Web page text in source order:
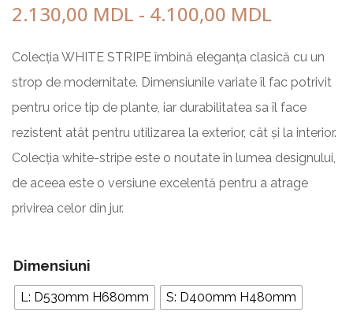
2.130,00 MDL - 4.100,00 MDL
Colecția WHITE STRIPE îmbină eleganța clasică cu un
strop de modernitate. Dimensiunile variate îl fac potrivit
pentru orice tip de plante, iar durabilitatea sa îl face
rezistent atât pentru utilizarea la exterior, cât și la interior.
Colecția white-stripe este o noutate în lumea designului,
de aceea este o versiune excelentă pentru a atrage
privirea celor din jur.
Dimensiuni
L: D530mm H680mm S: D400mm H480mm